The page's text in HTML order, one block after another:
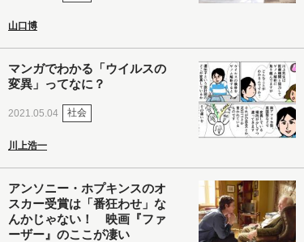
山口博
マンガでわかる「ウイルスの
変異」ってなに？
2021.05.04 社会
川上浩一
アンソニー・ホプキンスのオ
スカー受賞は「番狂わせ」な
んかじゃない！ 映画『ファ
ーザー』のここが凄い